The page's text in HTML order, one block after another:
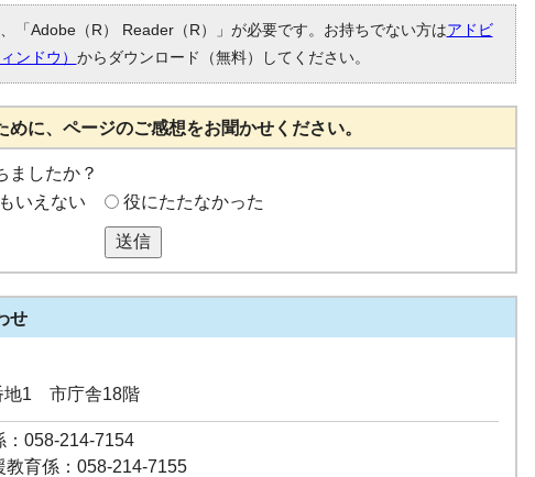
「Adobe（R） Reader（R）」が必要です。お持ちでない方はアドビ
ンドウ） からダウンロード（無料）してください。
に、ページのご感想をお聞かせください。
ましたか？
いえない 役にたたなかった
送信
せ
地1 市庁舎18階
：058-214-7154
教育係：058-214-7155